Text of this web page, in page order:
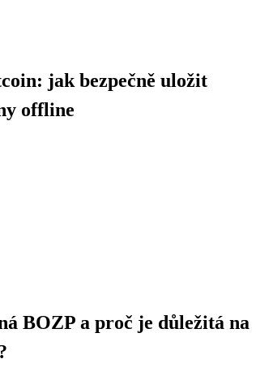
jak bezpečně uložit
offline
BOZP a proč je důležitá na